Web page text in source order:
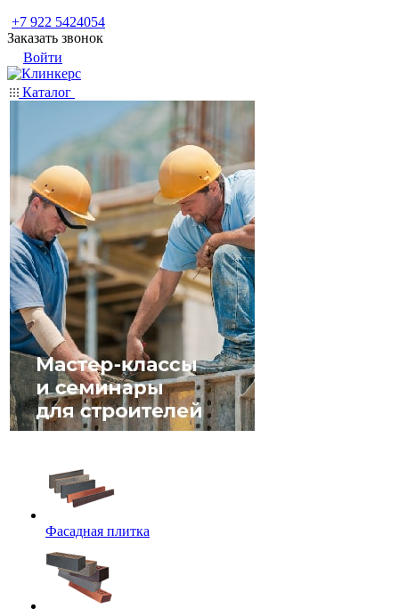
+7 922 5424054
Заказать звонок
Войти
Каталог
Фасадная плитка